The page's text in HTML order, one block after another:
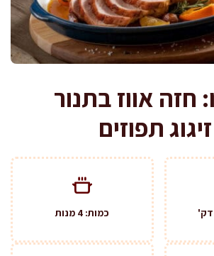
חזה אווז בתנור
תפוזים
כמות: 4 מנות